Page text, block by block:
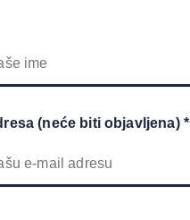
(neće biti objavljena) *